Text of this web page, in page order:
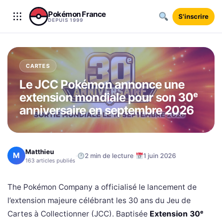
Aller au contenu
Pokémon France
DEPUIS 1999 S'inscrire
CARTES
Le JCC Pokémon annonce une
extension mondiale pour son 30ᵉ
anniversaire en septembre 2026
M Matthieu
163 articles publiés · 2 min de lecture· 1 juin 2026
The Pokémon Company a officialisé le lancement de
l’extension majeure célébrant les 30 ans du Jeu de
Cartes à Collectionner (JCC). Baptisée Extension 30ᵉ